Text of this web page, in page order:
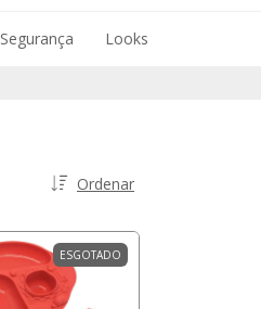
Segurança Looks
Ordenar
ESGOTADO